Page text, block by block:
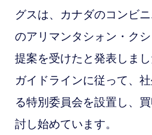
グスは、カナダのコンビ
のアリマンタシォン・ク
提案を受けたと発表しま
ガイドラインに従って、
る特別委員会を設置し、
討し始めています。